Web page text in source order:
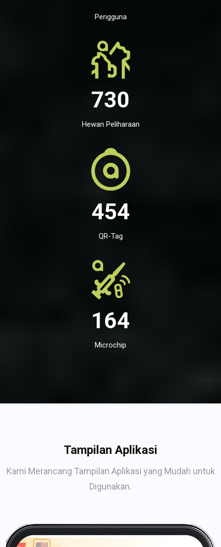
Pengguna
730
Hewan Peliharaan
454
QR-Tag
164
Microchip
Tampilan Aplikasi
Kami Merancang Tampilan Aplikasi yang Mudah untuk
Digunakan.